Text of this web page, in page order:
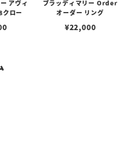
アヴィ
クロー
ブラッディマリー Order
オーダー リング
¥22,000